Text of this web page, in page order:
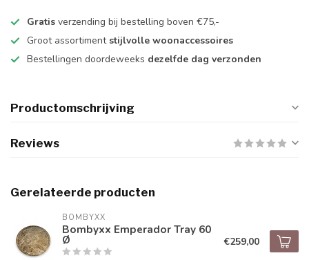
Gratis verzending bij bestelling boven €75,-
Groot assortiment stijlvolle woonaccessoires
Bestellingen doordeweeks dezelfde dag verzonden
Productomschrijving
Reviews
Gerelateerde producten
BOMBYXX
Bombyxx Emperador Tray 60
Ø €259,00